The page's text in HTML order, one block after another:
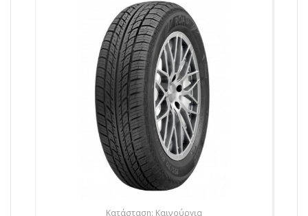
Κατάσταση: Καινούργια